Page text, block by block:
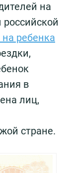
на
ребенка
в
лиц,
стране.